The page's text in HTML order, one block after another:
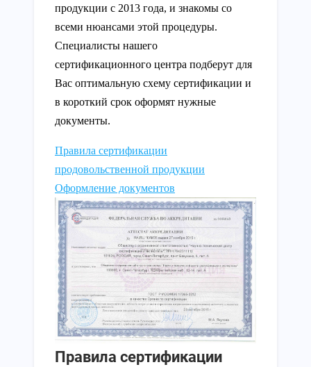
продукции с 2013 года, и знакомы со
всеми нюансами этой процедуры.
Специалисты нашего
сертификационного центра подберут для
Вас оптимальную схему сертификации и
в короткий срок оформят нужные
документы.
Правила сертификации
продовольственной продукции
Оформление документов
Правила сертификации